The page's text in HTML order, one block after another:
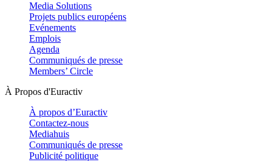
Media Solutions
Projets publics européens
Evénements
Emplois
Agenda
Communiqués de presse
Members’ Circle
À Propos d'Euractiv
À propos d’Euractiv
Contactez-nous
Mediahuis
Communiqués de presse
Publicité politique